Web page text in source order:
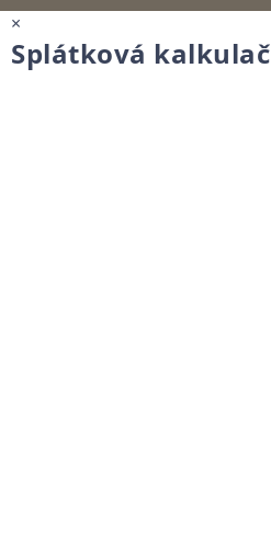
×
Splátková